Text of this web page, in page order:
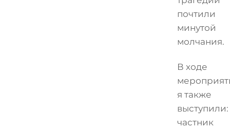
почтили
минутой
молчания.
В ходе
я также
выступили:
частник